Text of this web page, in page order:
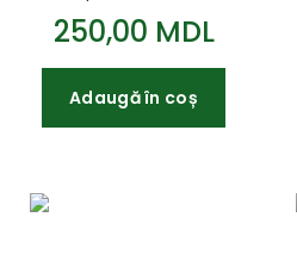
Colectia - Green
Gradient PC01 23x9
5x6cm
250,00 MDL
Adaugă în coș